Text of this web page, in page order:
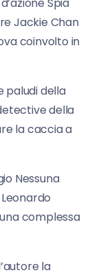
Jackie Chan
coinvolto in
paludi della
della
la caccia a
Nessuna
complessa
la